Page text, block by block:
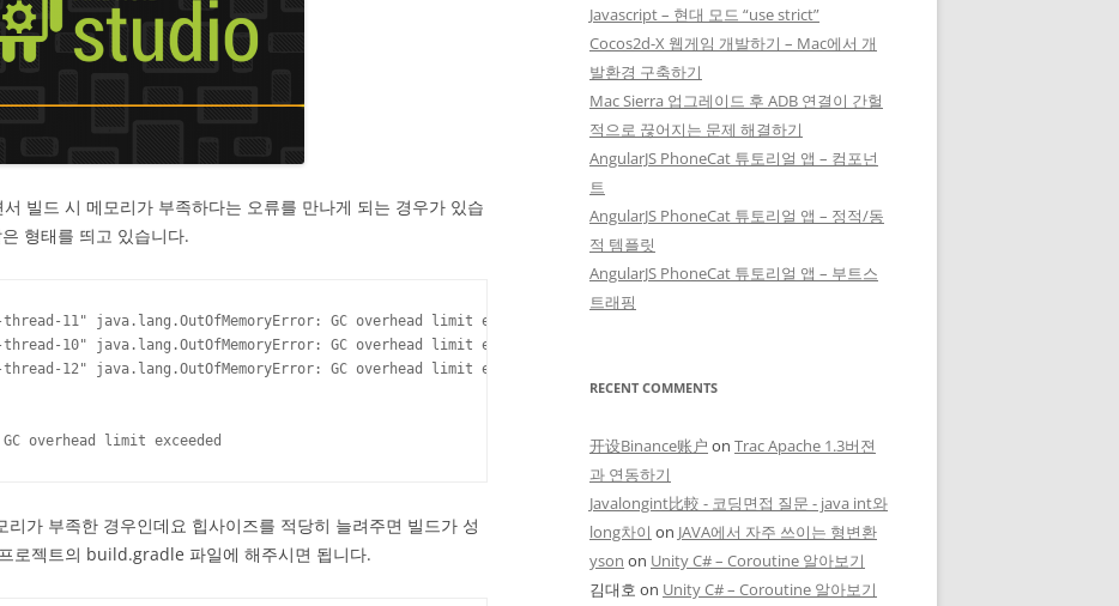
빌드 시 메모리가 부족하다는 오류를 만나게 되는 경우가 있습
형태를 띄고 있습니다.
11" java.lang.OutOfMemoryError: GC overhead limit exceeded
10" java.lang.OutOfMemoryError: GC overhead limit exceeded
12" java.lang.OutOfMemoryError: GC overhead limit exceeded
overhead limit exceeded
가 부족한 경우인데요 힙사이즈를 적당히 늘려주면 빌드가 성
로젝트의 build.gradle 파일에 해주시면 됩니다.
Javascript – 현대 모드 “use strict”
Cocos2d-X 웹게임 개발하기 – Mac에서 개
발환경 구축하기
Mac Sierra 업그레이드 후 ADB 연결이 간헐
적으로 끊어지는 문제 해결하기
AngularJS PhoneCat 튜토리얼 앱 – 컴포넌
트
AngularJS PhoneCat 튜토리얼 앱 – 정적/동
적 템플릿
AngularJS PhoneCat 튜토리얼 앱 – 부트스
트래핑
RECENT COMMENTS
开设Binance账户 on Trac Apache 1.3버젼
과 연동하기
Javalongint比較 - 코딩면접 질문 - java int와
long차이 on JAVA에서 자주 쓰이는 형변환
yson on Unity C# – Coroutine 알아보기
김대호 on Unity C# – Coroutine 알아보기